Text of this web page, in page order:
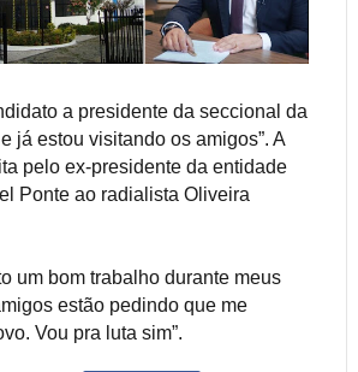
a presidente da seccional da
já estou visitando os amigos”. A
pelo ex-presidente da entidade
Ponte ao radialista Oliveira
um bom trabalho durante meus
estão pedindo que me
Vou pra luta sim”.